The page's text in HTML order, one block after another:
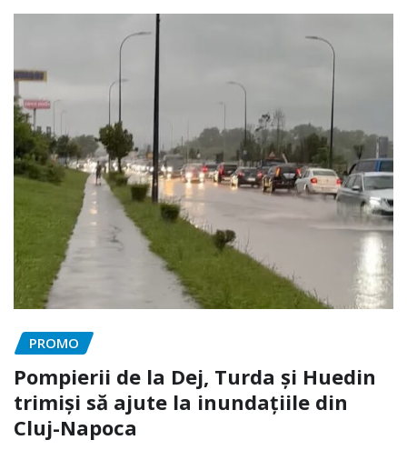
PROMO
Pompierii de la Dej, Turda și Huedin
trimiși să ajute la inundațiile din
Cluj-Napoca